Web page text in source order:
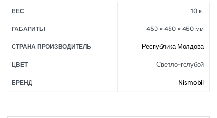
ВЕС 10 кг
ГАБАРИТЫ 450 × 450 × 450 мм
СТРАНА ПРОИЗВОДИТЕЛЬ Республика Молдова
ЦВЕТ Светло-голубой
БРЕНД Nismobil